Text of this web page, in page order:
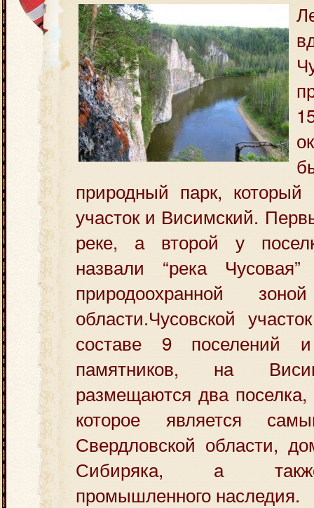
природный парк, который
участок и Висимский.
реке, а второй у
назвали “река
природоохранной
области.Чусовской
составе 9 поселений
памятников, на
размещаются два поселка,
которое является
Свердловской области,
Сибиряка, а
промышленного наследия.